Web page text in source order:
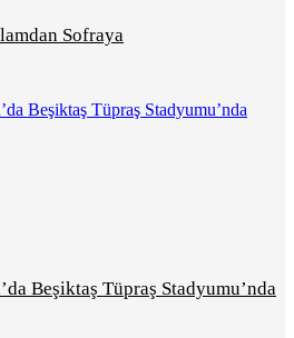
Sofraya
Beşiktaş Tüpraş Stadyumu’nda